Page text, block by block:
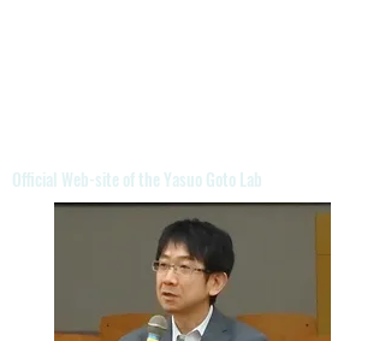
Official Web-site of the Yasuo Goto Lab